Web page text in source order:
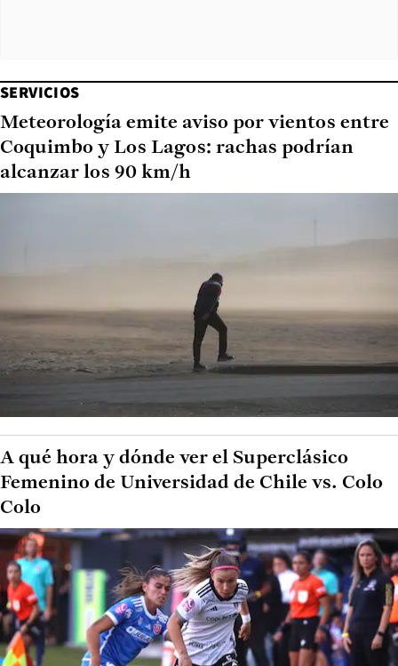
SERVICIOS
Meteorología emite aviso por vientos entre
Coquimbo y Los Lagos: rachas podrían
alcanzar los 90 km/h
A qué hora y dónde ver el Superclásico
Femenino de Universidad de Chile vs. Colo
Colo